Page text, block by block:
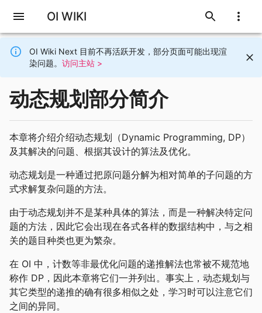
OI WIKI
OI Wiki Next 目前不再活跃开发，部分页面可能出现渲
染问题。 访问主站 >
动态规划部分简介
本章将介绍介绍动态规划（Dynamic Programming, DP）
及其解决的问题、根据其设计的算法及优化。
动态规划是一种通过把原问题分解为相对简单的子问题的方
式求解复杂问题的方法。
由于动态规划并不是某种具体的算法，而是一种解决特定问
题的方法，因此它会出现在各式各样的数据结构中，与之相
关的题目种类也更为繁杂。
在 OI 中，计数等非最优化问题的递推解法也常被不规范地
称作 DP，因此本章将它们一并列出。事实上，动态规划与
其它类型的递推的确有很多相似之处，学习时可以注意它们
之间的异同。